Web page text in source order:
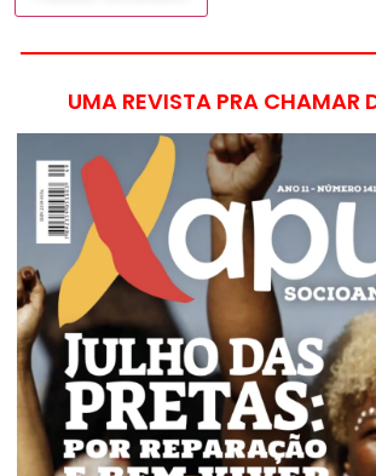
UMA REVISTA PRA CHAMAR